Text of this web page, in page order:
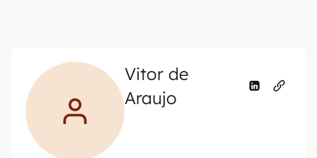
Vitor de
Araujo